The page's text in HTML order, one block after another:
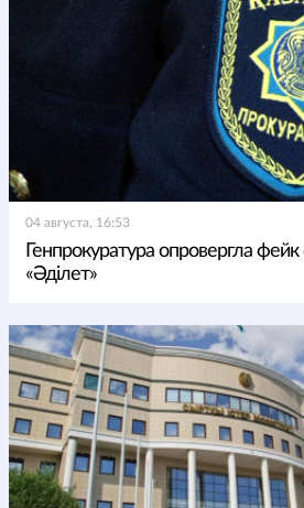
04 августа, 16:53
Генпрокуратура опровергла
«Әділет»